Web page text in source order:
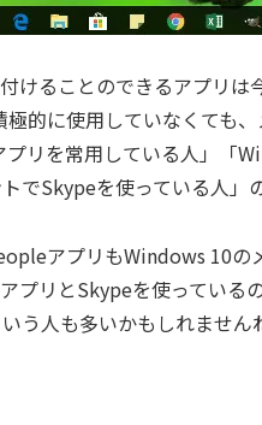
けることのできるアプリ
極的に使用していなくても
リを常用している人」「
でSkypeを使っている人」
アプリもWindows 10の
プリとSkypeを使っている
う人も多いかもしれません